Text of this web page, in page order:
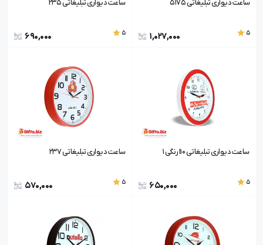
ساعت دیواری تبلیغاتی 5175
5
1,027,000
ساعت دیواری تبلیغاتی 235
5
690,000
ساعت دیواری تبلیغاتی 110 رنگی 1
5
650,000
ساعت دیواری تبلیغاتی 237
5
570,000